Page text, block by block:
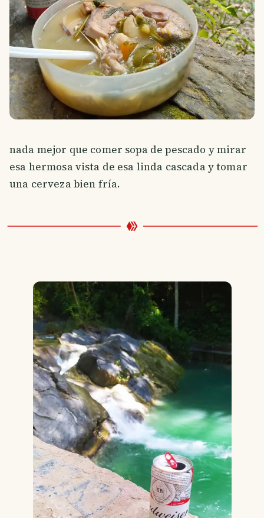
nada mejor que comer sopa de pescado y mirar
esa hermosa vista de esa linda cascada y tomar
una cerveza bien fría.